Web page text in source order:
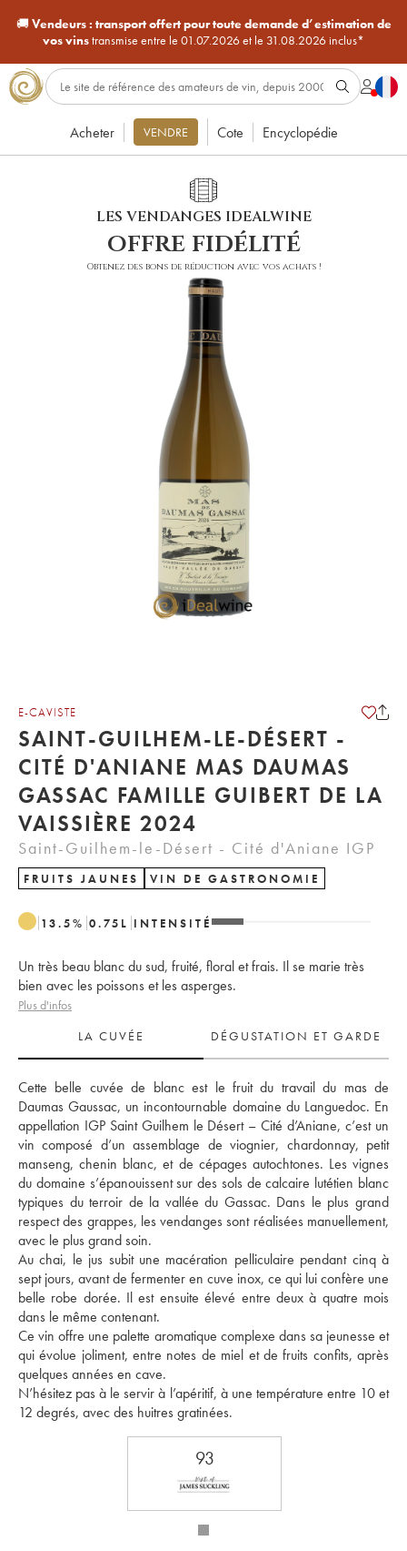
🚚Vendeurs : transport offert pour toute demande d’estimation de
vos vinstransmise entre le 01.07.2026 et le 31.08.2026 inclus*
Acheter VENDRE Cote Encyclopédie
LES VENDANGES IDEALWINE
offre fidélité
Obtenez des bons de réduction avec vos achats !
E-CAVISTE
SAINT-GUILHEM-LE-DÉSERT -
CITÉ D'ANIANE MAS DAUMAS
GASSAC FAMILLE GUIBERT DE LA
VAISSIÈRE 2024
Saint-Guilhem-le-Désert - Cité d'Aniane IGP
FRUITS JAUNES VIN DE GASTRONOMIE
13.5% 0.75 L INTENSITÉ
Un très beau blanc du sud, fruité, floral et frais. Il se marie très
bien avec les poissons et les asperges.
Plus d'infos
LA CUVÉE
DÉGUSTATION ET GARDE
Cette belle cuvée de blanc est le fruit du travail du mas de
Daumas Gaussac, un incontournable domaine du Languedoc. En
appellation IGP Saint Guilhem le Désert – Cité d’Aniane, c’est un
vin composé d’un assemblage de viognier, chardonnay, petit
manseng, chenin blanc, et de cépages autochtones. Les vignes
du domaine s’épanouissent sur des sols de calcaire lutétien blanc
typiques du terroir de la vallée du Gassac. Dans le plus grand
respect des grappes, les vendanges sont réalisées manuellement,
avec le plus grand soin.
Au chai, le jus subit une macération pelliculaire pendant cinq à
sept jours, avant de fermenter en cuve inox, ce qui lui confère une
belle robe dorée. Il est ensuite élevé entre deux à quatre mois
dans le même contenant.
Ce vin offre une palette aromatique complexe dans sa jeunesse et
qui évolue joliment, entre notes de miel et de fruits confits, après
quelques années en cave.
N’hésitez pas à le servir à l’apéritif, à une température entre 10 et
93